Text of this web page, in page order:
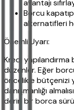
avantajı
Borcu
alternatifleri
Önemli Uyarı:
Kredi
düzenler. Eğer
öncelikle bütçenizi
danışmanlığı
derin bir borca